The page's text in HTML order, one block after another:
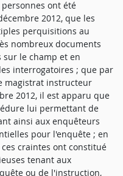
ont été
2012, que les
perquisitions au
nombreux documents
le champ et en
interrogatoires ; que par
magistrat instructeur
2012, il est apparu que
lui permettant de
ainsi aux enquêteurs
pour l'enquête ; en
craintes ont constitué
tenant aux
ou de l'instruction,